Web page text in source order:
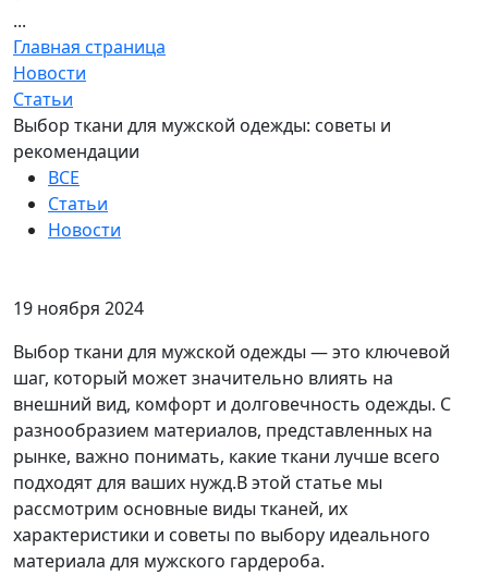
...
Главная страница
Новости
Статьи
Выбор ткани для мужской одежды: советы и
рекомендации
ВСЕ
Статьи
Новости
19 ноября 2024
Выбор ткани для мужской одежды — это ключевой
шаг, который может значительно влиять на
внешний вид, комфорт и долговечность одежды. С
разнообразием материалов, представленных на
рынке, важно понимать, какие ткани лучше всего
подходят для ваших нужд.В этой статье мы
рассмотрим основные виды тканей, их
характеристики и советы по выбору идеального
материала для мужского гардероба.